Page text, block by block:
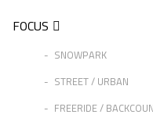
FOCUS
SNOWPARK
STREET / URBAN
FREERIDE /